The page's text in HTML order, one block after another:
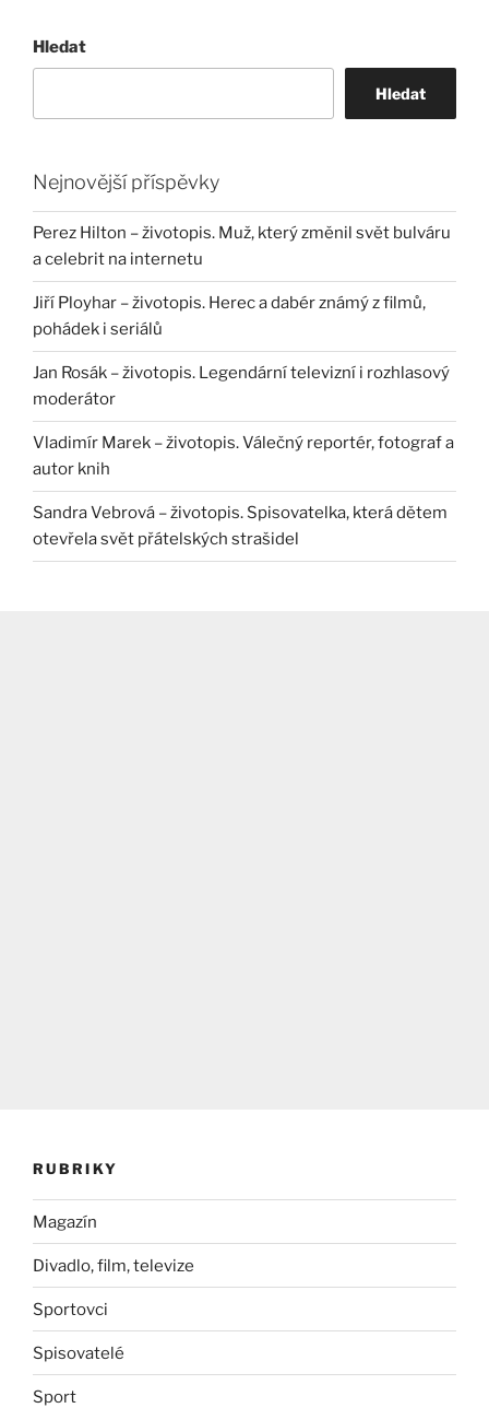
Hledat
Hledat
Nejnovější příspěvky
Perez Hilton – životopis. Muž, který změnil svět bulváru
a celebrit na internetu
Jiří Ployhar – životopis. Herec a dabér známý z filmů,
pohádek i seriálů
Jan Rosák – životopis. Legendární televizní i rozhlasový
moderátor
Vladimír Marek – životopis. Válečný reportér, fotograf a
autor knih
Sandra Vebrová – životopis. Spisovatelka, která dětem
otevřela svět přátelských strašidel
RUBRIKY
Magazín
Divadlo, film, televize
Sportovci
Spisovatelé
Sport